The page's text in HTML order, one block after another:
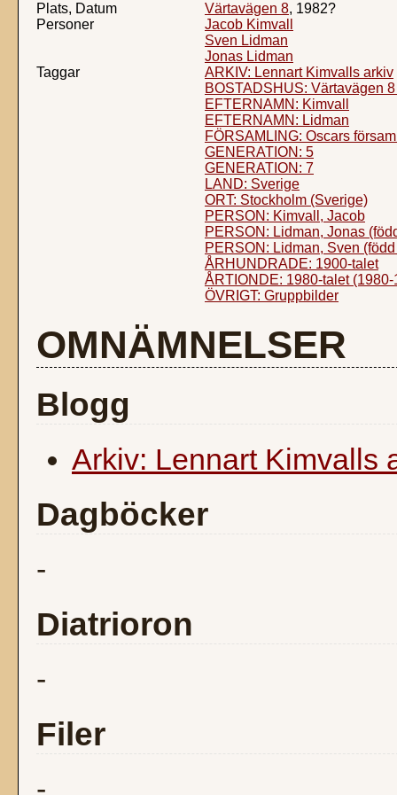
Plats, Datum Värtavägen 8, 1982?
Personer
Jacob Kimvall
Sven Lidman
Jonas Lidman
Taggar
ARKIV: Lennart Kimvalls arkiv
BOSTADSHUS: Värtavägen
EFTERNAMN: Kimvall
EFTERNAMN: Lidman
FÖRSAMLING: Oscars
GENERATION: 5
GENERATION: 7
LAND: Sverige
ORT: Stockholm (Sverige)
PERSON: Kimvall, Jacob
PERSON: Lidman, Jonas
PERSON: Lidman, Sven
ÅRHUNDRADE: 1900-talet
ÅRTIONDE: 1980-talet (1980-
ÖVRIGT: Gruppbilder
OMNÄMNELSER
Blogg
Arkiv: Lennart Kimvalls
Dagböcker
-
Diatrioron
-
Filer